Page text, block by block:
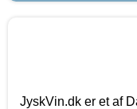
JyskVin.dk er et af